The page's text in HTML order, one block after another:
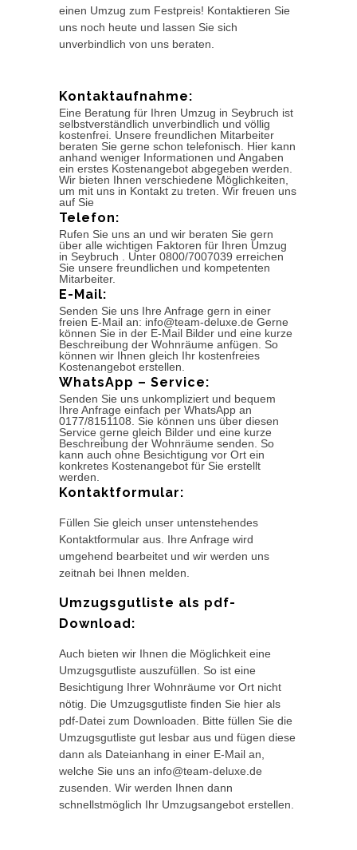
einen Umzug zum Festpreis! Kontaktieren Sie
uns noch heute und lassen Sie sich
unverbindlich von uns beraten.
Kontaktaufnahme:
Eine Beratung für Ihren Umzug in Seybruch ist
selbstverständlich unverbindlich und völlig
kostenfrei. Unsere freundlichen Mitarbeiter
beraten Sie gerne schon telefonisch. Hier kann
anhand weniger Informationen und Angaben
ein erstes Kostenangebot abgegeben werden.
Wir bieten Ihnen verschiedene Möglichkeiten,
um mit uns in Kontakt zu treten. Wir freuen uns
auf Sie
Telefon:
Rufen Sie uns an und wir beraten Sie gern
über alle wichtigen Faktoren für Ihren Umzug
in Seybruch . Unter 0800/7007039 erreichen
Sie unsere freundlichen und kompetenten
Mitarbeiter.
E-Mail:
Senden Sie uns Ihre Anfrage gern in einer
freien E-Mail an: info@team-deluxe.de Gerne
können Sie in der E-Mail Bilder und eine kurze
Beschreibung der Wohnräume anfügen. So
können wir Ihnen gleich Ihr kostenfreies
Kostenangebot erstellen.
WhatsApp – Service:
Senden Sie uns unkompliziert und bequem
Ihre Anfrage einfach per WhatsApp an
0177/8151108. Sie können uns über diesen
Service gerne gleich Bilder und eine kurze
Beschreibung der Wohnräume senden. So
kann auch ohne Besichtigung vor Ort ein
konkretes Kostenangebot für Sie erstellt
werden.
Kontaktformular:
Füllen Sie gleich unser untenstehendes
Kontaktformular aus. Ihre Anfrage wird
umgehend bearbeitet und wir werden uns
zeitnah bei Ihnen melden.
Umzugsgutliste als pdf-
Download:
Auch bieten wir Ihnen die Möglichkeit eine
Umzugsgutliste auszufüllen. So ist eine
Besichtigung Ihrer Wohnräume vor Ort nicht
nötig. Die Umzugsgutliste finden Sie hier als
pdf-Datei zum Downloaden. Bitte füllen Sie die
Umzugsgutliste gut lesbar aus und fügen diese
dann als Dateianhang in einer E-Mail an,
welche Sie uns an info@team-deluxe.de
zusenden. Wir werden Ihnen dann
schnellstmöglich Ihr Umzugsangebot erstellen.